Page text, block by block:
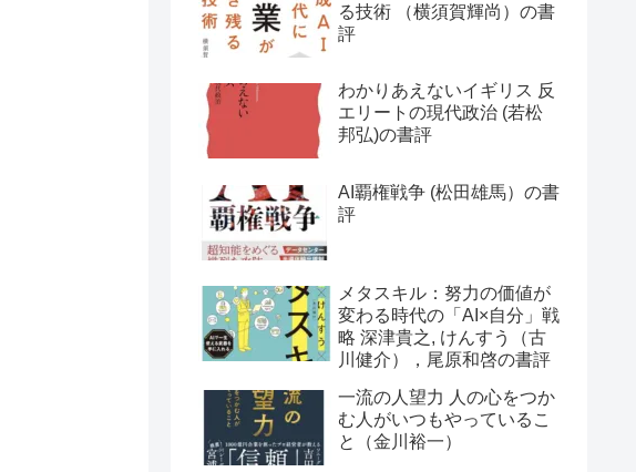
る技術 （横須賀輝尚）の書
評
わかりあえないイギリス 反
エリートの現代政治 (若松
邦弘)の書評
AI覇権戦争 (松田雄馬）の書
評
メタスキル：努力の価値が
変わる時代の「AI×自分」戦
略 深津貴之, けんすう（古
川健介），尾原和啓の書評
一流の人望力 人の心をつか
む人がいつもやっているこ
と（金川裕一）